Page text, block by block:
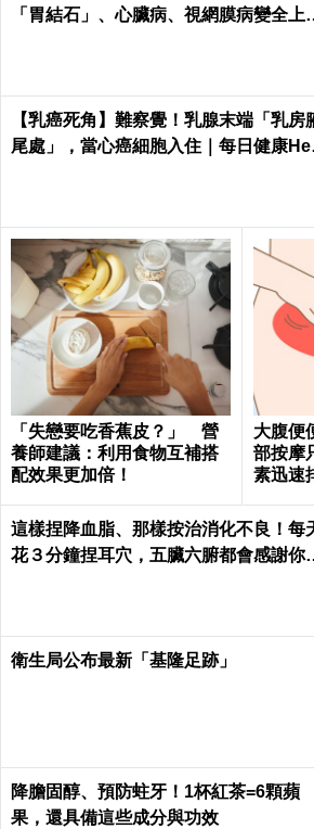
「胃結石」、心臟病、視網膜病變全上
【乳癌死角】難察覺！乳腺末端「乳房
尾處」，當心癌細胞入住｜每日健康
「失戀要吃香蕉皮？」 營
養師建議：利用食物互補搭
配效果更加倍！
大腹便
部按摩
素迅速
這樣捏降血脂、那樣按治消化不良！每
花３分鐘捏耳穴，五臟六腑都會感謝你
衛生局公布最新「基隆足跡」
降膽固醇、預防蛀牙！1杯紅茶=6顆蘋
果，還具備這些成分與功效